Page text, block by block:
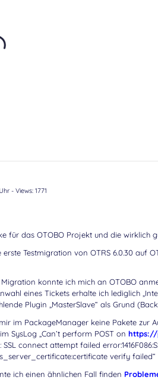
- Views: 1771
für das OTOBO Projekt und die wirklich
erste Testmigration von OTRS 6.0.30 auf
konnte ich mich an OTOBO
eines Tickets erhalte ich lediglich
Plugin „MasterSlave“ als Grund
im PackageManager keine Pakete zur
SysLog „Can’t perform POST on https://
connect attempt failed
verify failed“
ich einen ähnlichen Fall finden